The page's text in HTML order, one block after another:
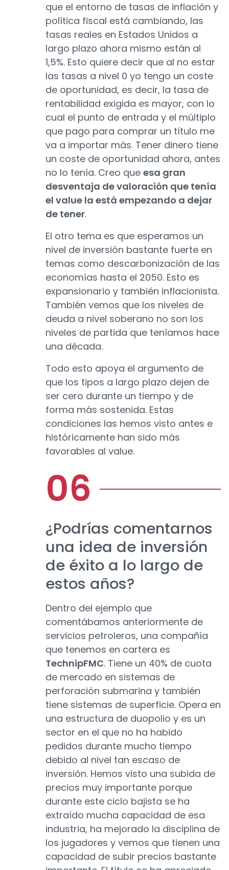
que el entorno de tasas de inflación y
política fiscal está cambiando, las
tasas reales en Estados Unidos a
largo plazo ahora mismo están al
1,5%. Esto quiere decir que al no estar
las tasas a nivel 0 yo tengo un coste
de oportunidad, es decir, la tasa de
rentabilidad exigida es mayor, con lo
cual el punto de entrada y el múltiplo
que pago para comprar un título me
va a importar más. Tener dinero tiene
un coste de oportunidad ahora, antes
no lo tenía. Creo que esa gran
desventaja de valoración que tenía
el value la está empezando a dejar
de tener.
El otro tema es que esperamos un
nivel de inversión bastante fuerte en
temas como descarbonización de las
economías hasta el 2050. Esto es
expansionario y también inflacionista.
También vemos que los niveles de
deuda a nivel soberano no son los
niveles de partida que teníamos hace
una década.
Todo esto apoya el argumento de
que los tipos a largo plazo dejen de
ser cero durante un tiempo y de
forma más sostenida. Estas
condiciones las hemos visto antes e
históricamente han sido más
favorables al value.
¿Podrías comentarnos
una idea de inversión
de éxito a lo largo de
estos años?
Dentro del ejemplo que
comentábamos anteriormente de
servicios petroleros, una compañía
que tenemos en cartera es
TechnipFMC. Tiene un 40% de cuota
de mercado en sistemas de
perforación submarina y también
tiene sistemas de superficie. Opera en
una estructura de duopolio y es un
sector en el que no ha habido
pedidos durante mucho tiempo
debido al nivel tan escaso de
inversión. Hemos visto una subida de
precios muy importante porque
durante este ciclo bajista se ha
extraído mucha capacidad de esa
industria, ha mejorado la disciplina de
los jugadores y vemos que tienen una
capacidad de subir precios bastante